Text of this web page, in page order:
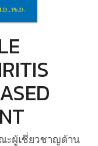
ะผู้เชี่ยวชาญด้าน